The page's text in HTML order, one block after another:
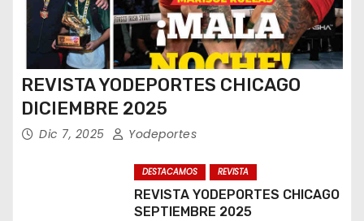
REVISTA YODEPORTES CHICAGO
DICIEMBRE 2025
Dic 7, 2025 Yodeportes
DESTACAMOS REVISTA
REVISTA YODEPORTES CHICAGO
SEPTIEMBRE 2025